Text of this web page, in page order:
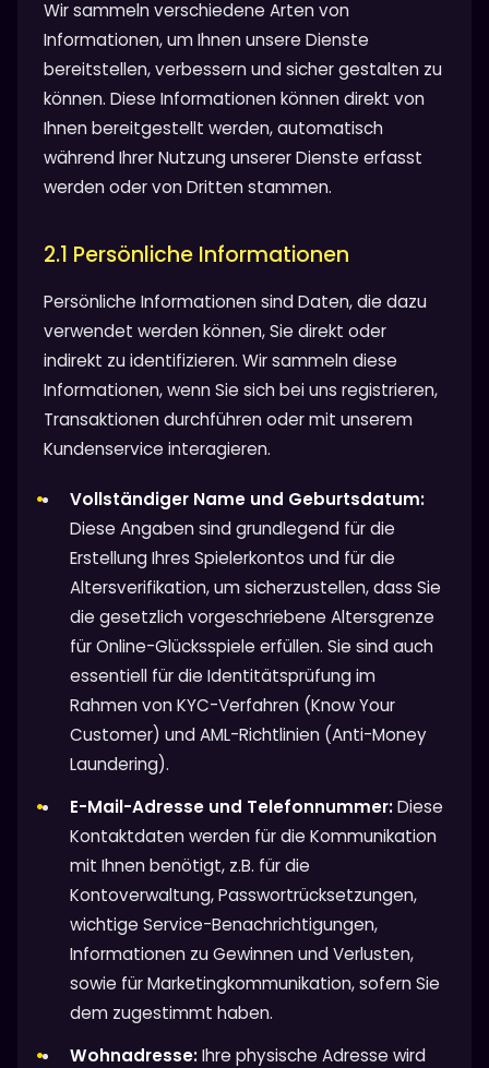
Wir sammeln verschiedene Arten von
Informationen, um Ihnen unsere Dienste
bereitstellen, verbessern und sicher gestalten zu
können. Diese Informationen können direkt von
Ihnen bereitgestellt werden, automatisch
während Ihrer Nutzung unserer Dienste erfasst
werden oder von Dritten stammen.
2.1 Persönliche Informationen
Persönliche Informationen sind Daten, die dazu
verwendet werden können, Sie direkt oder
indirekt zu identifizieren. Wir sammeln diese
Informationen, wenn Sie sich bei uns registrieren,
Transaktionen durchführen oder mit unserem
Kundenservice interagieren.
Vollständiger Name und Geburtsdatum:
Diese Angaben sind grundlegend für die
Erstellung Ihres Spielerkontos und für die
Altersverifikation, um sicherzustellen, dass Sie
die gesetzlich vorgeschriebene Altersgrenze
für Online-Glücksspiele erfüllen. Sie sind auch
essentiell für die Identitätsprüfung im
Rahmen von KYC-Verfahren (Know Your
Customer) und AML-Richtlinien (Anti-Money
Laundering).
E-Mail-Adresse und Telefonnummer:Diese
Kontaktdaten werden für die Kommunikation
mit Ihnen benötigt, z.B. für die
Kontoverwaltung, Passwortrücksetzungen,
wichtige Service-Benachrichtigungen,
Informationen zu Gewinnen und Verlusten,
sowie für Marketingkommunikation, sofern Sie
dem zugestimmt haben.
Wohnadresse:Ihre physische Adresse wird